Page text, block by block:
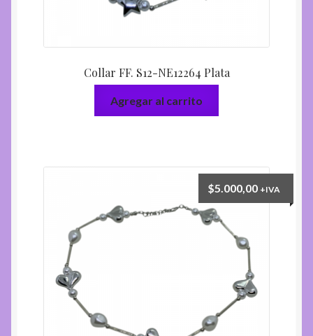
Collar FF. S12-NE12264 Plata
Agregar al carrito
$5.000,00 +IVA